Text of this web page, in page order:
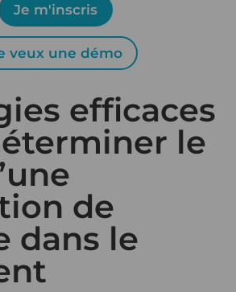
Je m'inscris
veux une démo
efficaces
le
de
dans le